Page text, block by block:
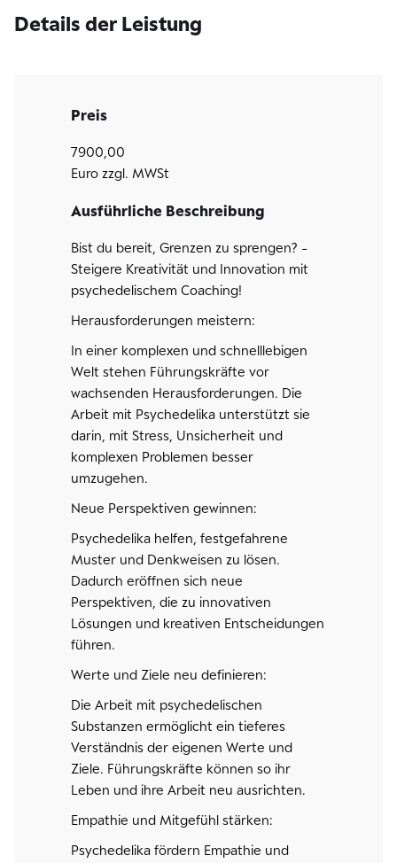
Details der Leistung
Preis
7900,00
Euro zzgl. MWSt
Ausführliche Beschreibung
Bist du bereit, Grenzen zu sprengen? -
Steigere Kreativität und Innovation mit
psychedelischem Coaching!
Herausforderungen meistern:
In einer komplexen und schnelllebigen
Welt stehen Führungskräfte vor
wachsenden Herausforderungen. Die
Arbeit mit Psychedelika unterstützt sie
darin, mit Stress, Unsicherheit und
komplexen Problemen besser
umzugehen.
Neue Perspektiven gewinnen:
Psychedelika helfen, festgefahrene
Muster und Denkweisen zu lösen.
Dadurch eröffnen sich neue
Perspektiven, die zu innovativen
Lösungen und kreativen Entscheidungen
führen.
Werte und Ziele neu definieren:
Die Arbeit mit psychedelischen
Substanzen ermöglicht ein tieferes
Verständnis der eigenen Werte und
Ziele. Führungskräfte können so ihr
Leben und ihre Arbeit neu ausrichten.
Empathie und Mitgefühl stärken:
Psychedelika fördern Empathie und